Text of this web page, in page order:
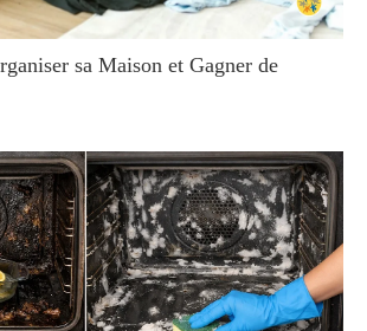
sa Maison et Gagner de